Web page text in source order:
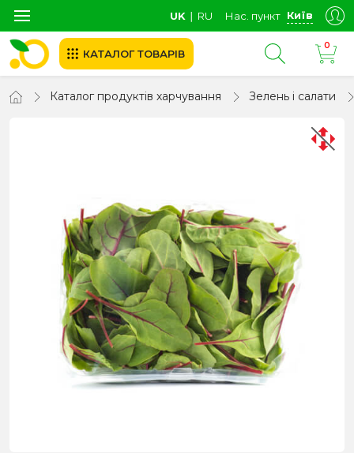
UK ∣ RU Нас. пункт Київ
КАТАЛОГ ТОВАРІВ
0
Каталог продуктів харчування Зелень і салати